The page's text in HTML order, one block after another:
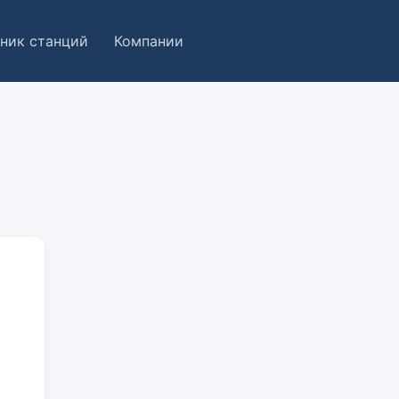
станций Компании